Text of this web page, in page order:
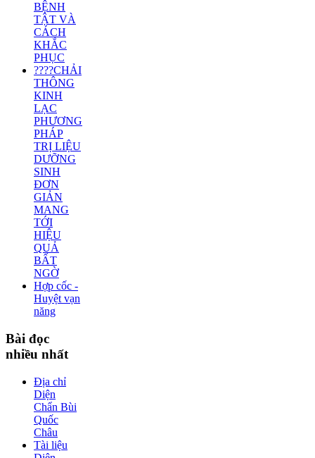
BỆNH
TẬT VÀ
CÁCH
KHẮC
PHỤC
????CHẢI
THÔNG
KINH
LẠC
PHƯƠNG
PHÁP
TRỊ LIỆU
DƯỠNG
SINH
ĐƠN
GIẢN
MANG
TỚI
HIỆU
QUẢ
BẤT
NGỜ
Hợp cốc -
Huyệt vạn
năng
Bài đọc
nhiều nhất
Địa chỉ
Diện
Chẩn Bùi
Quốc
Châu
Tài liệu